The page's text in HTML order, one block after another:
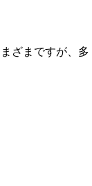
ざまですが、